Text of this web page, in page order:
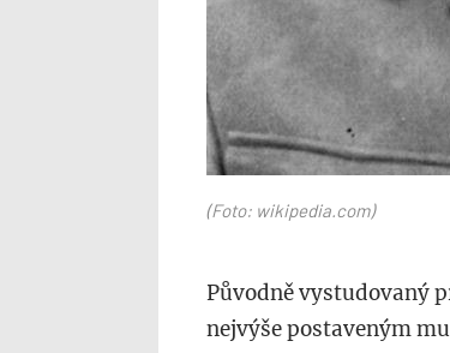
(Foto: wikipedia.com)
Původně vystudovaný
nejvýše postaveným